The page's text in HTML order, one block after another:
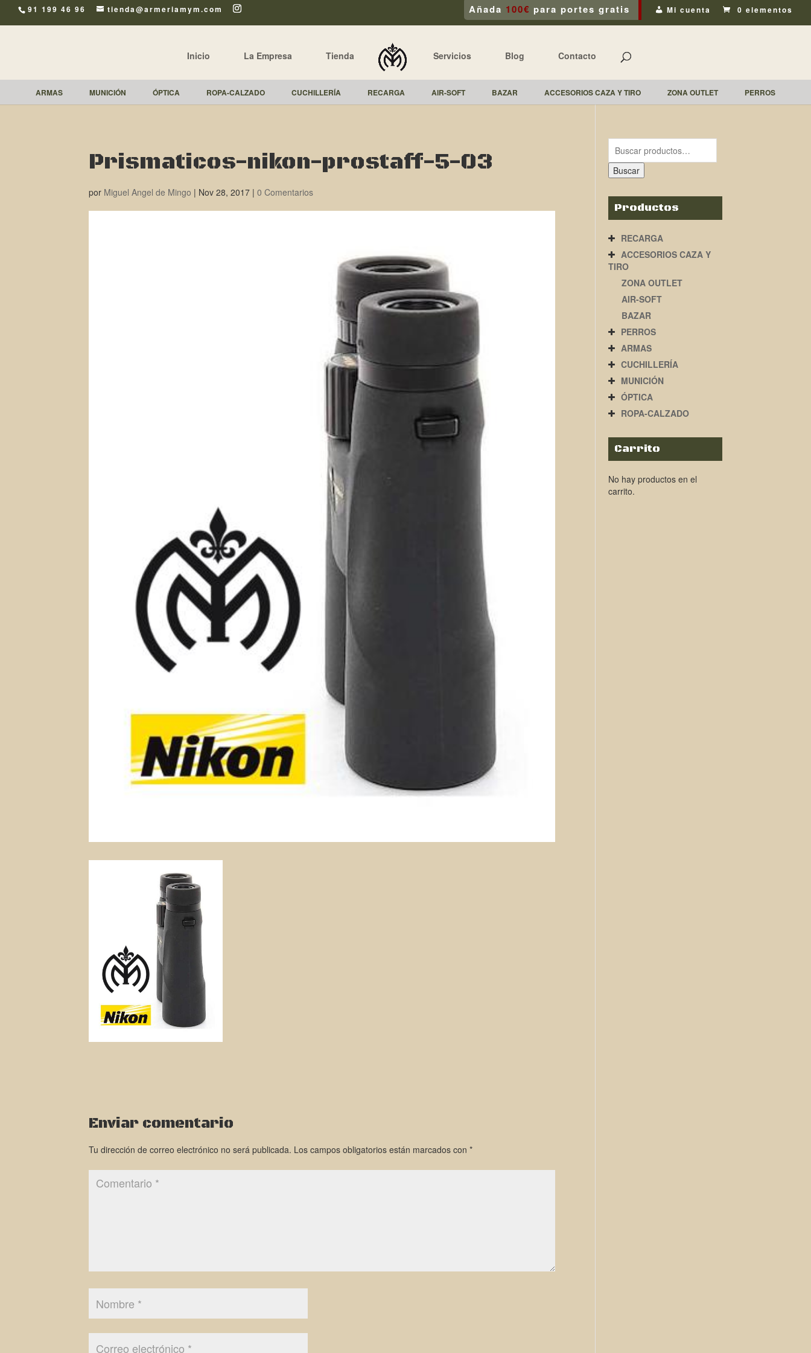
91 199 46 96 tienda@armeriamym.com Añada 100€ para portes gratis Mi cuenta 0 elementos
Inicio La Empresa Tienda Servicios Blog Contacto
ARMAS MUNICIÓN ÓPTICA ROPA-CALZADO CUCHILLERÍA RECARGA AIR-SOFT BAZAR ACCESORIOS CAZA Y TIRO ZONA OUTLET PERROS
Prismaticos-nikon-prostaff-5-03
por Miguel Angel de Mingo | Nov 28, 2017 | 0 Comentarios
Enviar comentario
Tu dirección de correo electrónico no será publicada. Los campos obligatorios están marcados con *
Buscar
Productos
RECARGA
ACCESORIOS CAZA Y
TIRO
ZONA OUTLET
AIR-SOFT
BAZAR
PERROS
ARMAS
CUCHILLERÍA
MUNICIÓN
ÓPTICA
ROPA-CALZADO
Carrito
No hay productos en el
carrito.